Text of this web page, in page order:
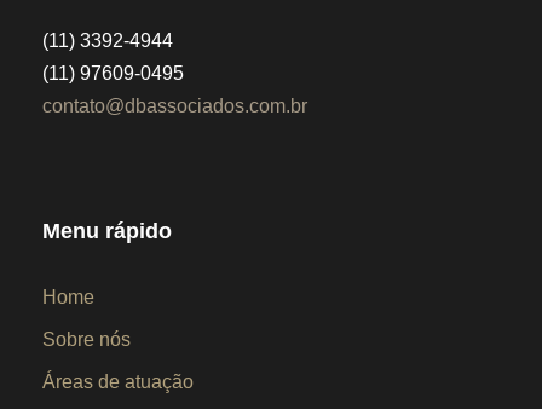
(11) 3392-4944
(11) 97609-0495
contato@dbassociados.com.br
Menu rápido
Home
Sobre nós
Áreas de atuação